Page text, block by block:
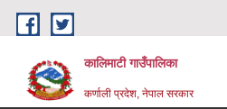
Skip to main content
कालिमाटी गाउँपालिका
कर्णाली प्रदेश, नेपाल सरकार